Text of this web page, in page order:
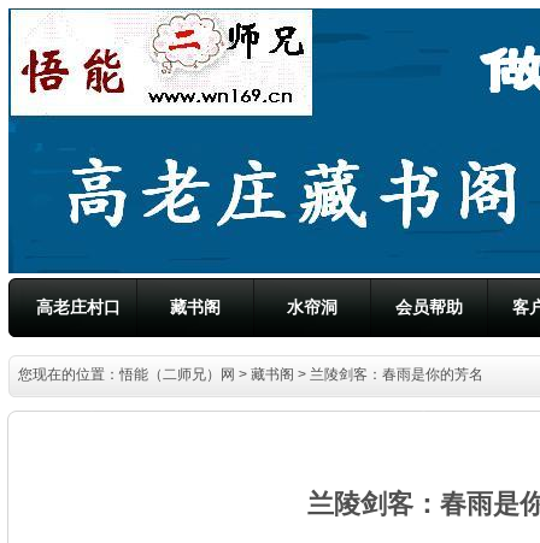
高老庄村口 藏书阁 水帘洞 会员帮助 客
您现在的位置：悟能（二师兄）网 > 藏书阁 > 兰陵剑客：春雨是你的芳名
兰陵剑客：春雨是